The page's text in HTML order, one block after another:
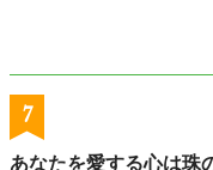
7
あなたを愛する心は珠